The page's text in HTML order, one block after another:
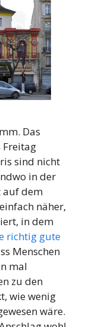
Das
sind nicht
in der
auf dem
näher,
in dem
richtig gute
Menschen
mal
zu den
wie wenig
wäre.